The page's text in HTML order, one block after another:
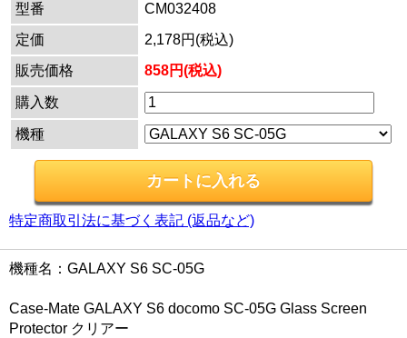
型番
CM032408
定価
2,178円(税込)
販売価格
858円(税込)
購入数
機種
特定商取引法に基づく表記 (返品など)
機種名：GALAXY S6 SC-05G
Case-Mate GALAXY S6 docomo SC-05G Glass Screen
Protector クリアー